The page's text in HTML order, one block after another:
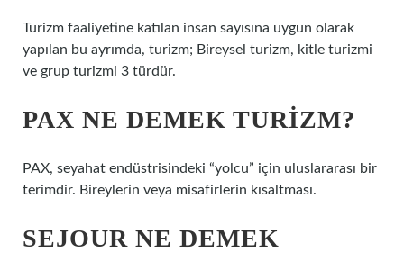
Turizm faaliyetine katılan insan sayısına uygun olarak
yapılan bu ayrımda, turizm; Bireysel turizm, kitle turizmi
ve grup turizmi 3 türdür.
PAX NE DEMEK TURIZM?
PAX, seyahat endüstrisindeki “yolcu” için uluslararası bir
terimdir. Bireylerin veya misafirlerin kısaltması.
SEJOUR NE DEMEK